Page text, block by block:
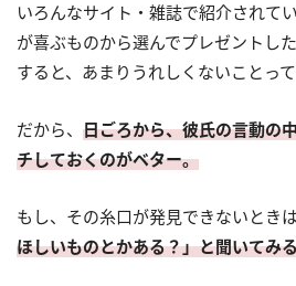
いろんなサイト・雑誌で紹介されて
が喜ぶものから選んでプレゼントし
すると、あまりうれしくないことっ
だから、 日ごろから、彼氏の言動の
チしておくのがベター。
もし、その糸口が発見できないときは
ほしいものとかある？」と聞いてみ